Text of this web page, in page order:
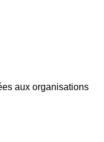
aux organisations